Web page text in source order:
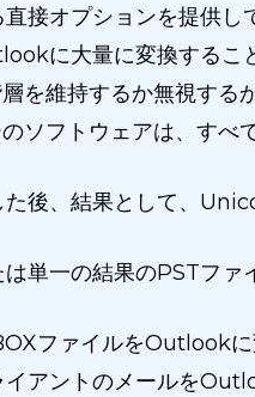
接オプションを提供し
に大量に変換するこ
を維持するか無視する
ソフトウェアは、す
後、結果として、
単一の結果のPSTファ
ファイルをOutlookに
アントのメールを